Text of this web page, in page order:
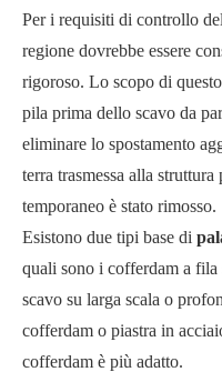
Per i requisiti di controllo
regione dovrebbe essere
rigoroso. Lo scopo di
pila prima dello scavo da
eliminare lo spostamento
terra trasmessa alla
temporaneo è stato rimosso.
Esistono due tipi base di
quali sono i cofferdam a
scavo su larga scala o
cofferdam o piastra in
cofferdam è più adatto.